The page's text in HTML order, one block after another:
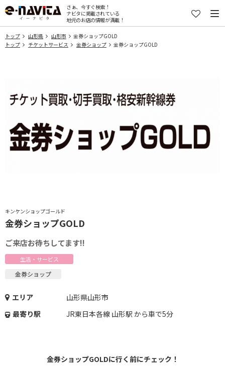
さぁ、今すぐ検索！
ナビタに掲載されている
地元のお店の情報が満載！
トップ 山形県 山形市
金券ショップGOLD
トップ
チケットサービス 金券ショップ 金券ショップGOLD
キンケンショップゴールド
金券ショップGOLD
ご来店お待ちしてます!!
生活・サービス
金券ショップ
エリア
山形県山形市
最寄り駅
JR東日本各線 山形駅 から車で5分
金券ショップGOLDに行く前にチェック！